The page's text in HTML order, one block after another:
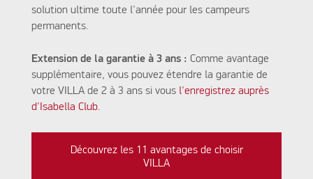
solution ultime toute l'année pour les campeurs
permanents.
Extension de la garantie à 3 ans : Comme avantage
supplémentaire, vous pouvez étendre la garantie de
votre VILLA de 2 à 3 ans si vous l'enregistrez auprès
d'Isabella Club.
Découvrez les 11 avantages de choisir
VILLA